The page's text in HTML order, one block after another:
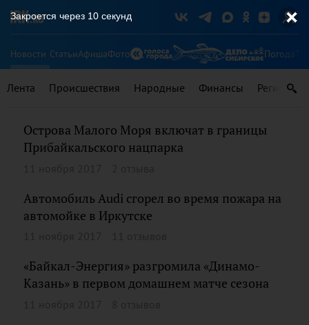
Новости СтатьиАфишаФото Погода
Лента Происшествия Народные Финансы Регионы
Острова Малого Моря включат в границы
Прибайкальского нацпарка
Автомобиль Audi сгорел во время пожара на
автомойке в Иркутске
«Байкал-Энергия» разгромила «Динамо-
Казань» в первом домашнем матче сезона
Закроется через 9секунд